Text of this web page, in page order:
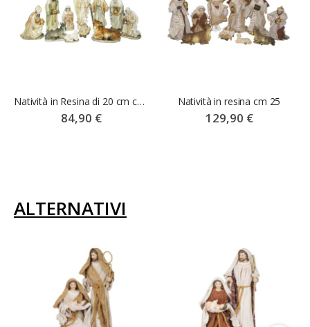
Natività in Resina di 20 cm con 11 Statuine del Presepe
84,90 €
Natività in resina cm 25
129,90 €
ALTERNATIVI